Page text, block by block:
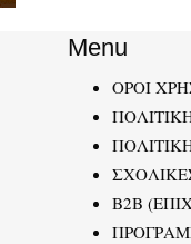
Menu
ΟΡΟΙ
B2B